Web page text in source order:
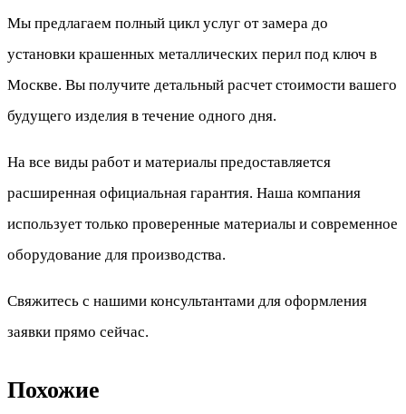
Мы предлагаем полный цикл услуг от замера до
установки крашенных металлических перил под ключ в
Москве. Вы получите детальный расчет стоимости вашего
будущего изделия в течение одного дня.
На все виды работ и материалы предоставляется
расширенная официальная гарантия. Наша компания
использует только проверенные материалы и современное
оборудование для производства.
Свяжитесь с нашими консультантами для оформления
заявки прямо сейчас.
Похожие